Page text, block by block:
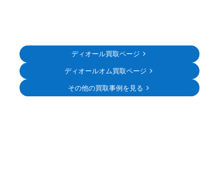
ディオール買取ページ
ディオールオム買取ページ
その他の買取事例を見る